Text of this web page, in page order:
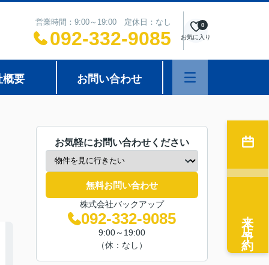
営業時間：9:00～19:00 定休日：なし
092-332-9085 お気に入り
0
概要 お問い合わせ
お気軽にお問い合わせください
無料お問い合わせ
株式会社バックアップ
092-332-9085
9:00～19:00
（休：なし）
来店予約